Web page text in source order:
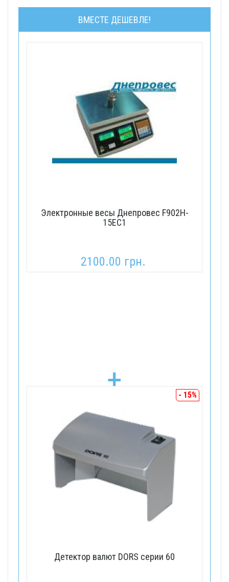
ВМЕСТЕ ДЕШЕВЛЕ!
Электронные весы Днепровес F902H-
15EC1
2100.00 грн.
+ - 15%
Детектор валют DORS серии 60